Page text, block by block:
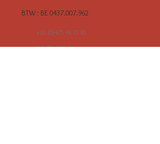
+32 (0)475 48 72 30
info@ambbv.be
BTW : BE 0437.007.962